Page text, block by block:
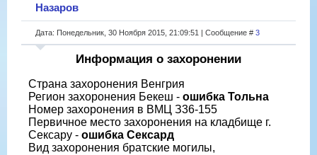
Назаров
Дата: Понедельник, 30 Ноября 2015, 21:09:51 | Сообщение # 3
Информация о захоронении
Страна захоронения Венгрия
Регион захоронения Бекеш - ошибка Тольна
Номер захоронения в ВМЦ З36-155
Первичное место захоронения на кладбище г.
Сексару - ошибка Сексард
Вид захоронения братские могилы,